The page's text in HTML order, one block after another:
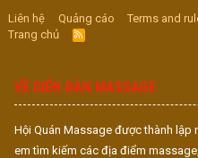
Liên hệ
Quảng cáo Terms and
Trang chủ
R
S
VỀ DIỄN ĐÀN MASSAGE
Hội Quán Massage được thành lập
em tìm kiếm các địa điểm